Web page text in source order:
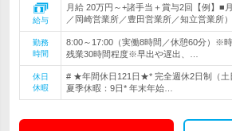
給与
月給 20万円～+諸手当＋賞与2回【例】■
／岡崎営業所／豊田営業所／知立営業所
勤務
時間
8:00～17:00（実働8時間／休憩60分）※
残業30時間程度※早出や遅出、…
休日
休暇
# ★年間休日121日★* 完全週休2日制（土
夏季休暇：9日* 年末年始…